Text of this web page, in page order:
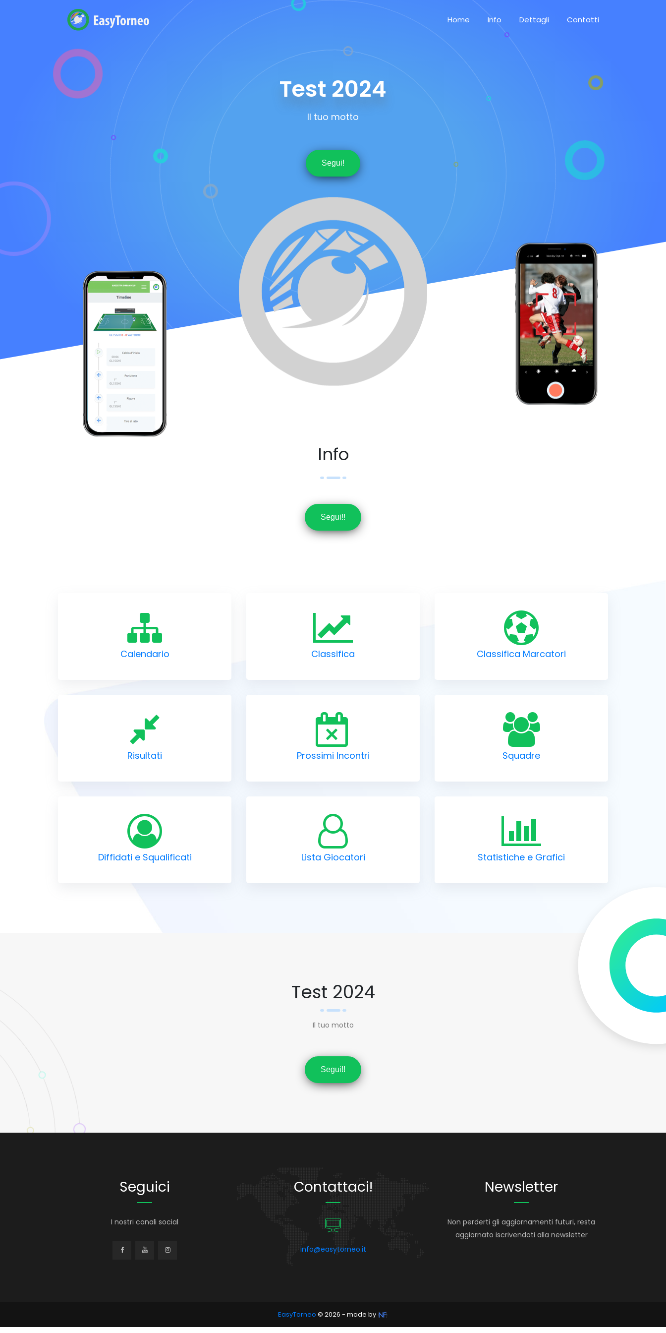
Home Info Dettagli Contatti
Test 2024
Il tuo motto
Segui!
Info
Segui!!
Calendario Classifica Classifica Marcatori
Risultati Prossimi Incontri Squadre
Diffidati e Squalificati Lista Giocatori Statistiche e Grafici
Test 2024
Il tuo motto
Segui!!
Seguici
I nostri canali social
Contattaci!
info@easytorneo.it
Newsletter
Non perderti gli aggiornamenti futuri, resta
aggiornato iscrivendoti alla newsletter
EasyTorneo © 2026 - made by